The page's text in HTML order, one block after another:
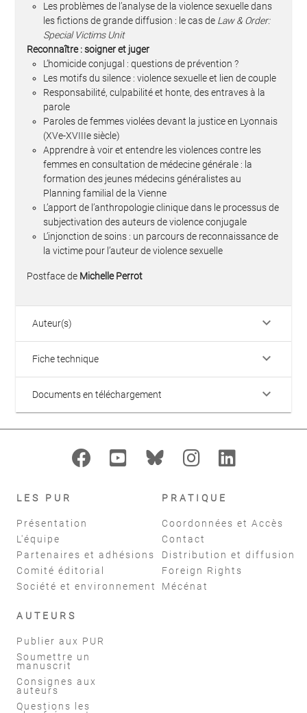
Les problèmes de l’analyse de la violence sexuelle dans
les fictions de grande diffusion : le cas de Law & Order:
Special Victims Unit
Reconnaître : soigner et juger
L’homicide conjugal : questions de prévention ?
Les motifs du silence : violence sexuelle et lien de couple
Responsabilité, culpabilité et honte, des entraves à la
parole
Paroles de femmes violées devant la justice en Lyonnais
(XVe-XVIIIe siècle)
Apprendre à voir et entendre les violences contre les
femmes en consultation de médecine générale : la
formation des jeunes médecins généralistes au
Planning familial de la Vienne
L’apport de l’anthropologie clinique dans le processus de
subjectivation des auteurs de violence conjugale
L’injonction de soins : un parcours de reconnaissance de
la victime pour l’auteur de violence sexuelle
Postface de Michelle Perrot
Auteur(s) keyboard_arrow_down
Fiche technique keyboard_arrow_down
Documents en téléchargement keyboard_arrow_down
LES PUR
Présentation
L'équipe
Partenaires et adhésions
Comité éditorial
Société et environnement
PRATIQUE
Coordonnées et Accès
Contact
Distribution et diffusion
Foreign Rights
Mécénat
AUTEURS
Publier aux PUR
Soumettre un
manuscrit
Consignes aux
auteurs
Questions les